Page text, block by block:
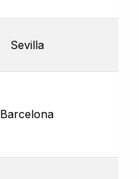
Sevilla
Barcelona